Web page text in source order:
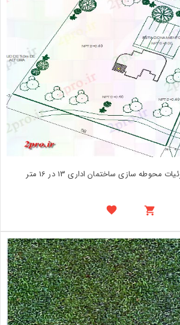
دانلود نقشه باغ شخصیجزئیات محوطه سازی ساختمان اداری 13 در 16 متر